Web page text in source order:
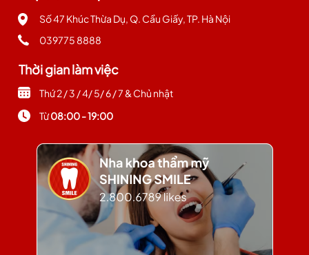
Số 47 Khúc Thừa Dụ, Q. Cầu Giấy, TP. Hà Nội
039775 8888
Thời gian làm việc
Thứ 2 / 3 / 4/ 5/ 6 / 7 & Chủ nhật
Từ08:00 - 19:00